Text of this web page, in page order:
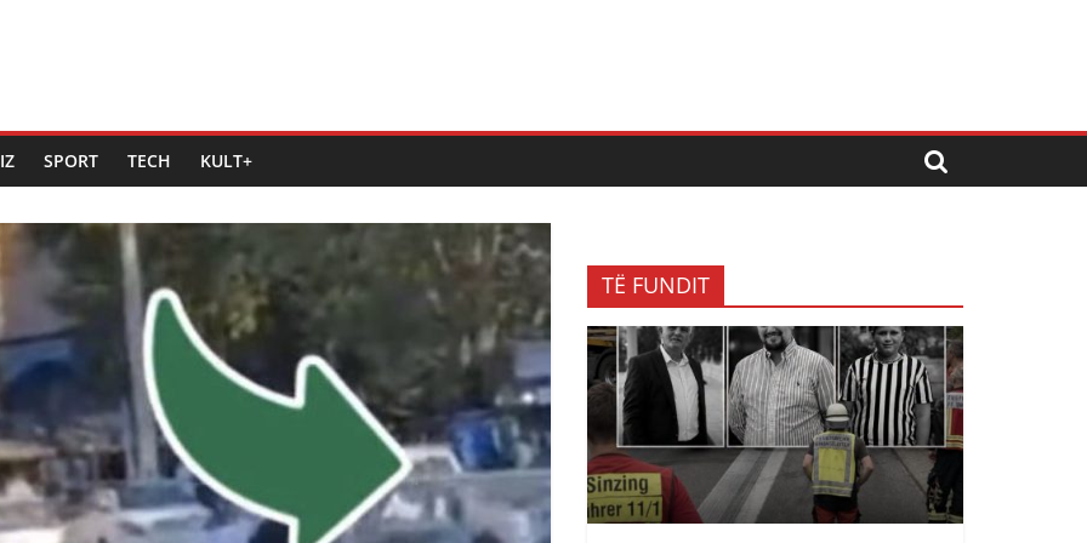
SPORT TECH KULT+
TË FUNDIT